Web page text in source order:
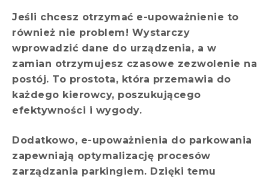
Jeśli chcesz otrzymać e-upoważnienie to
również nie problem! Wystarczy
wprowadzić dane do urządzenia, a w
zamian otrzymujesz czasowe zezwolenie na
postój. To prostota, która przemawia do
każdego kierowcy, poszukującego
efektywności i wygody.
Dodatkowo, e-upoważnienia do parkowania
zapewniają optymalizację procesów
zarządzania parkingiem. Dzięki temu